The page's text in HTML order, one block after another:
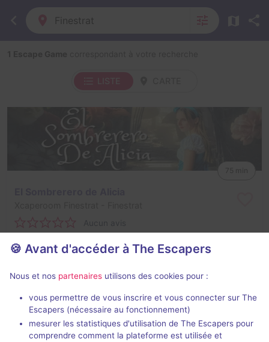
Finestrat
2 - 4
Intermédiaire
4autres salles correspondant à votre recherche
sont disponibles autour deFinestrat.
🍪 Avant d'accéder à The Escapers
Nous et nos partenaires utilisons des cookies pour :
vous permettre de vous inscrire et vous connecter sur The
Escapers (nécessaire au fonctionnement)
mesurer les statistiques d'utilisation de The Escapers pour
comprendre comment la plateforme est utilisée et